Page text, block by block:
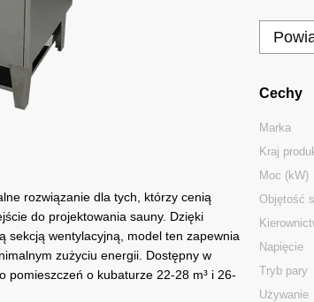
rozwiązanie dla tych, którzy cenią
do projektowania sauny. Dzięki
sekcją wentylacyjną, model ten zapewnia
zużyciu energii. Dostępny w
pomieszczeń o kubaturze 22-28 m³ i 26-
Cechy
Marka
Kraj
Moc (kW)
Objętość
Napięcie
Tryb pary
Używanie